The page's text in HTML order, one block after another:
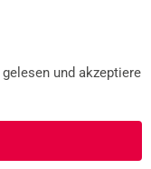
gelesen und akzeptiere